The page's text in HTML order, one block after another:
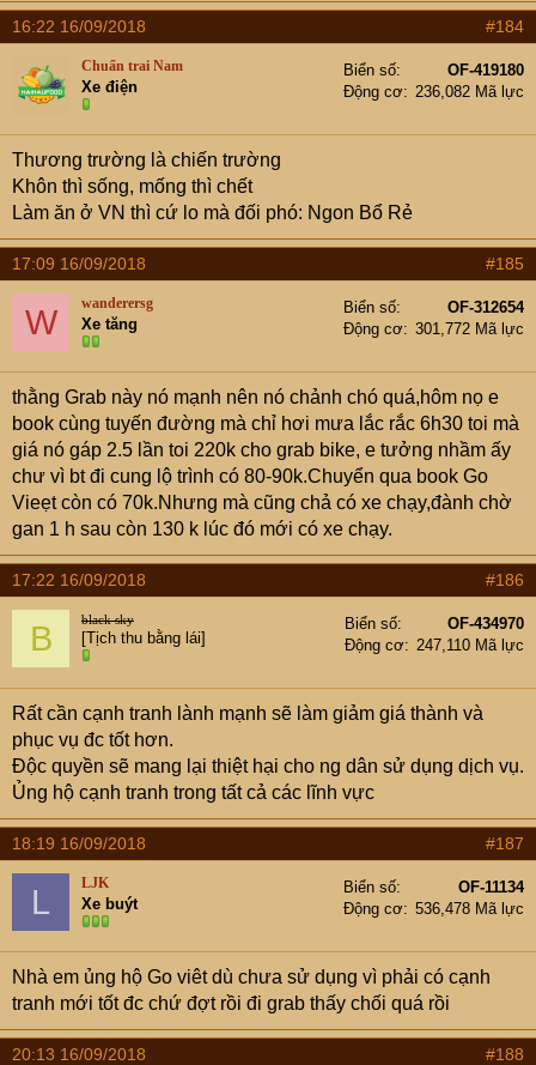
16:22 16/09/2018 #184
Chuẩn trai Nam
Xe điện
Biển số
OF-419180
Động cơ
236,082 Mã lực
Thương trường là chiến trường
Khôn thì sống, mống thì chết
Làm ăn ở VN thì cứ lo mà đối phó: Ngon Bổ Rẻ
17:09 16/09/2018 #185
W wanderersg
Xe tăng
Biển số
OF-312654
Động cơ
301,772 Mã lực
thằng Grab này nó mạnh nên nó chảnh chó quá,hôm nọ e
book cùng tuyến đường mà chỉ hơi mưa lắc rắc 6h30 toi mà
giá nó gáp 2.5 lần toi 220k cho grab bike, e tưởng nhầm ấy
chư vì bt đi cung lộ trình có 80-90k.Chuyển qua book Go
Vieẹt còn có 70k.Nhưng mà cũng chả có xe chạy,đành chờ
gan 1 h sau còn 130 k lúc đó mới có xe chạy.
17:22 16/09/2018 #186
B black sky
[Tịch thu bằng lái]
Biển số
OF-434970
Động cơ
247,110 Mã lực
Rất cần cạnh tranh lành mạnh sẽ làm giảm giá thành và
phục vụ đc tốt hơn.
Độc quyền sẽ mang lại thiệt hại cho ng dân sử dụng dịch vụ.
Ủng hộ cạnh tranh trong tất cả các lĩnh vực
18:19 16/09/2018 #187
L LJK
Xe buýt
Biển số
OF-11134
Động cơ
536,478 Mã lực
Nhà em ủng hộ Go viêt dù chưa sử dụng vì phải có cạnh
tranh mới tốt đc chứ đợt rồi đi grab thấy chối quá rồi
20:13 16/09/2018 #188